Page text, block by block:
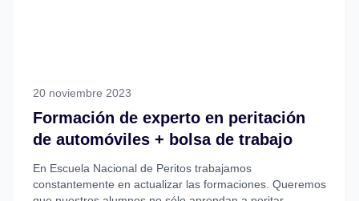
20 noviembre 2023
Formación de experto en peritación
de automóviles + bolsa de trabajo
En Escuela Nacional de Peritos trabajamos
constantemente en actualizar las formaciones. Queremos